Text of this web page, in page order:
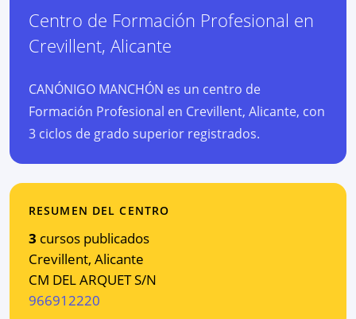
Centro de Formación Profesional en
Crevillent, Alicante
CANÓNIGO MANCHÓN es un centro de
Formación Profesional en Crevillent, Alicante, con
3 ciclos de grado superior registrados.
RESUMEN DEL CENTRO
3 cursos publicados
Crevillent, Alicante
CM DEL ARQUET S/N
966912220